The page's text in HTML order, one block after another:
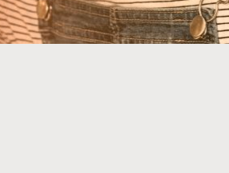
NOS PARTENAIRES